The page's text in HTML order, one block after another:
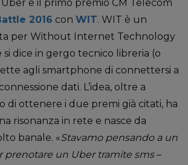
e il primo premio CM Telecom
2016 con WIT. WIT è un
per Without Internet Technology
dice in gergo tecnico libreria (o
agli smartphone di connettersi a
dati. L’idea, oltre a
di ottenere i due premi già citati, ha
risonanza in rete e nasce da
banale. «Stavamo pensando a un
prenotare un Uber tramite sms–